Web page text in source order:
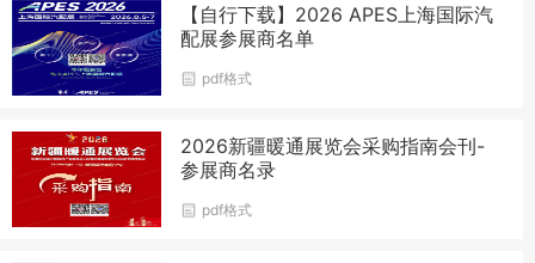
【自行下载】2026 APES上海国际汽
配展参展商名单
pdf格式
2026新疆暖通展览会采购指南会刊-
参展商名录
pdf格式